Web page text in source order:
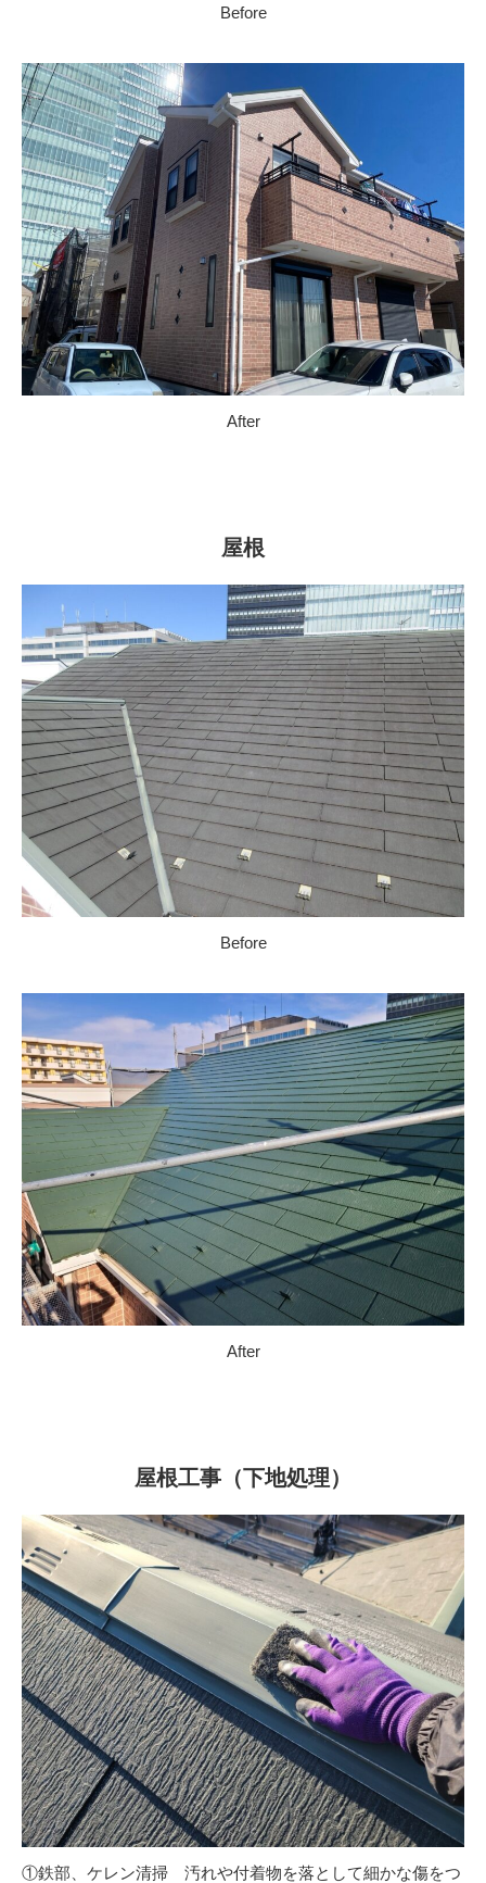
Before
After
屋根
Before
After
屋根工事（下地処理）
①鉄部、ケレン清掃 汚れや付着物を落として細かな傷をつ